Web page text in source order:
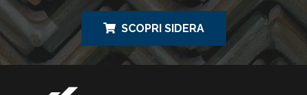
SCOPRI SIDERA